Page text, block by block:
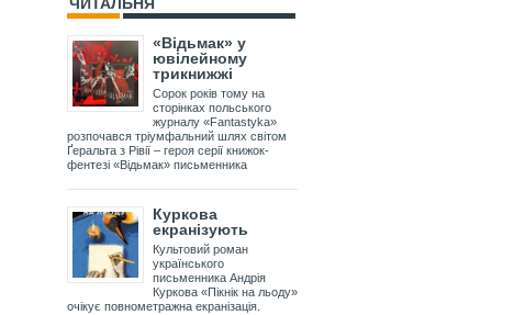
ЧИТАЛЬНЯ
«Відьмак» у
ювілейному
трикнижжі
Сорок років тому на
сторінках польського
журналу «Fantastyka»
розпочався тріумфальний шлях світом
Ґеральта з Рівії – героя серії книжок-
фентезі «Відьмак» письменника
Куркова
екранізують
Культовий роман
українського
письменника Андрія
Куркова «Пікнік на льоду»
очікує повнометражна екранізація.